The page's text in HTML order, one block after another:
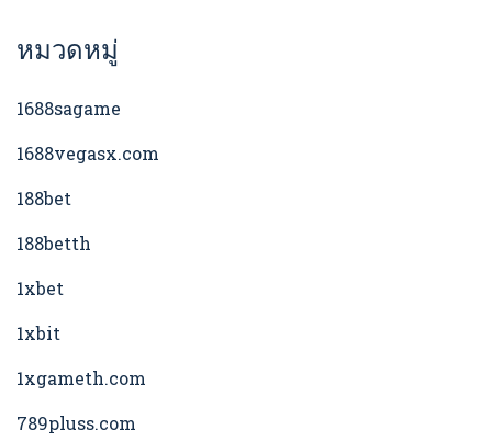
หมวดหมู่
1688sagame
1688vegasx.com
188bet
188betth
1xbet
1xbit
1xgameth.com
789pluss.com